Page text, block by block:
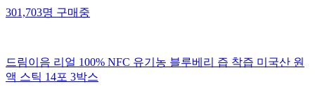
301,703명구매중
드림이음 리얼 100% NFC 유기농 블루베리 즙 착즙 미국산 원
액 스틱 14포 3박스